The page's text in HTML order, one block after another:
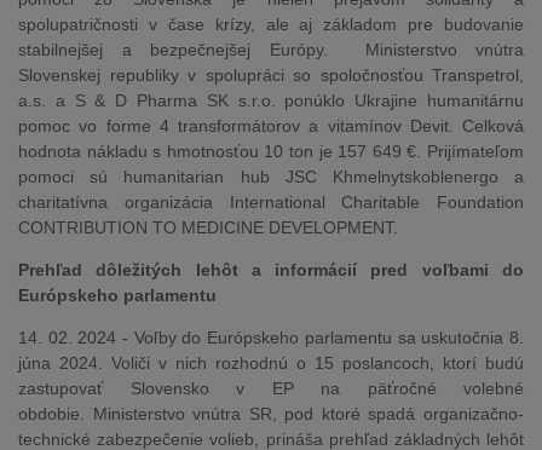
spolupatričnosti v čase krízy, ale aj základom pre budovanie
stabilnejšej a bezpečnejšej Európy. Ministerstvo vnútra
Slovenskej republiky v spolupráci so spoločnosťou Transpetrol,
a.s. a S & D Pharma SK s.r.o. ponúklo Ukrajine humanitárnu
pomoc vo forme 4 transformátorov a vitamínov Devit. Celková
hodnota nákladu s hmotnosťou 10 ton je 157 649 €. Prijímateľom
pomoci sú humanitarian hub JSC Khmelnytskoblenergo a
charitatívna organizácia International Charitable Foundation
CONTRIBUTION TO MEDICINE DEVELOPMENT.
Prehľad dôležitých lehôt a informácií pred voľbami do
Európskeho parlamentu
14. 02. 2024 - Voľby do Európskeho parlamentu sa uskutočnia 8.
júna 2024. Voliči v nich rozhodnú o 15 poslancoch, ktorí budú
zastupovať Slovensko v EP na päťročné volebné
obdobie. Ministerstvo vnútra SR, pod ktoré spadá organizačno-
technické zabezpečenie volieb, prináša prehľad základných lehôt